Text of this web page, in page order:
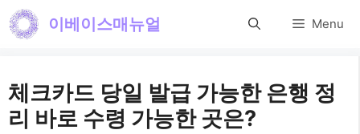
컨
로
건
이베이스매뉴얼 Menu
체크카드 당일 발급 가능한 은행 정
리 바로 수령 가능한 곳은?